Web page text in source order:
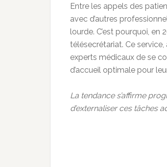
Entre les appels des
avec d’autres
lourde. C’est pourquoi,
télésecrétariat. Ce
experts médicaux de se
d’accueil optimale pour
La tendance s’affirme
d’externaliser ces tâches